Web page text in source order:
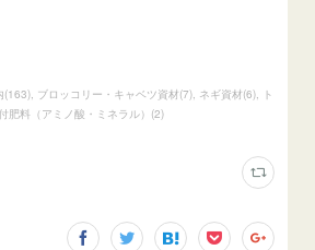
(163) ブロッコリー・キャベツ資材(7) ネギ資材(6)
ト
肥料（アミノ酸・ミネラル） (2)